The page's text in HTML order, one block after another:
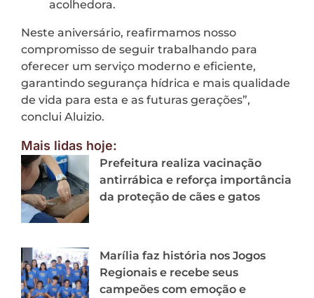
acolhedora.
Neste aniversário, reafirmamos nosso
compromisso de seguir trabalhando para
oferecer um serviço moderno e eficiente,
garantindo segurança hídrica e mais qualidade
de vida para esta e as futuras gerações”,
conclui Aluizio.
Mais lidas hoje:
Prefeitura realiza vacinação
antirrábica e reforça importância
da proteção de cães e gatos
Marília faz história nos Jogos
Regionais e recebe seus
campeões com emoção e